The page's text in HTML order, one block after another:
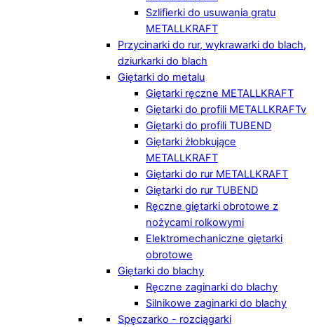
Szlifierki do usuwania gratu
METALLKRAFT
Przycinarki do rur, wykrawarki do blach,
dziurkarki do blach
Giętarki do metalu
Giętarki ręczne METALLKRAFT
Giętarki do profili METALLKRAFTv
Giętarki do profili TUBEND
Giętarki żłobkujące
METALLKRAFT
Giętarki do rur METALLKRAFT
Giętarki do rur TUBEND
Ręczne giętarki obrotowe z
nożycami rolkowymi
Elektromechaniczne giętarki
obrotowe
Giętarki do blachy
Ręczne zaginarki do blachy
Silnikowe zaginarki do blachy
Spęczarko - rozciągarki